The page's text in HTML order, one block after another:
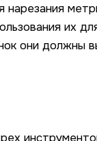
их
они должны